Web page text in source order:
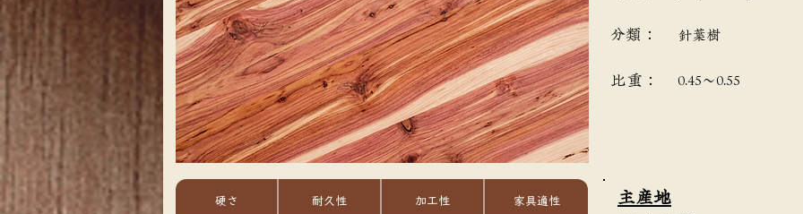
分類： 針葉樹
​比重： 0.45～0.55
硬さ 耐久性 加工性 家具適性 主産地